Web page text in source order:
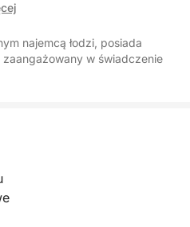
najemcą łodzi, posiada
w świadczenie